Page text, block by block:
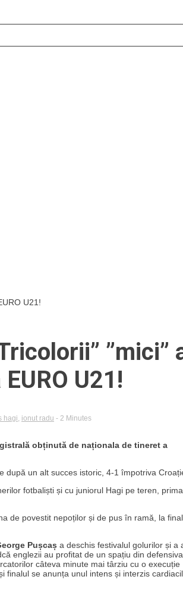
U21!
”mici”
U21!
hagi ionut radu - 2 Minutes
obținută de naționala de tineret a
după un alt succes istoric, 4-1 împotriva
fotbaliști și cu juniorul Hagi pe teren, prima
de povestit nepoților și de pus în ramă, la
Pușcaș a deschis festivalul golurilor și a
englezii au profitat de un spațiu din defensiva
câteva minute mai târziu cu o execuție
finalul se anunța unul intens și interzis